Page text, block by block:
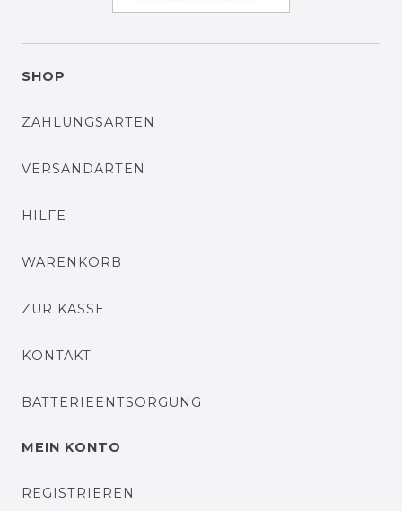
SHOP
ZAHLUNGSARTEN
VERSANDARTEN
HILFE
WARENKORB
ZUR KASSE
KONTAKT
BATTERIEENTSORGUNG
MEIN KONTO
REGISTRIEREN